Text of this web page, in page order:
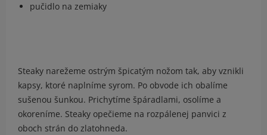
pučidlo na zemiaky
Steaky narežeme ostrým špicatým nožom tak, aby vznikli
kapsy, ktoré naplníme syrom. Po obvode ich obalíme
sušenou šunkou. Prichytíme špáradlami, osolíme a
okoreníme. Steaky opečieme na rozpálenej panvici z
oboch strán do zlatohneda.